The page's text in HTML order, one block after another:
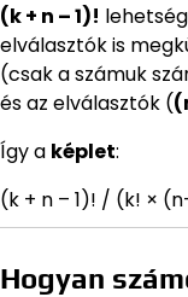
(k + n – 1)!
elválasztók is
(csak a számuk
és az elválasztók (
Így a képlet:
(k + n – 1)! / (k! ×
Hogyan